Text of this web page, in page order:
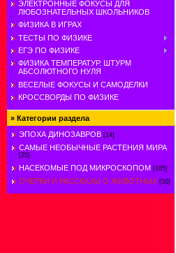
ЭЛЕКТРОННЫЕ ФОКУСЫ ДЛЯ
ЛЮБОЗНАТЕЛЬНЫХ ШКОЛЬНИКОВ
ФИЗИКА В ИГРАХ
ТЕСТЫ ПО ФИЗИКЕ
ЕГЭ ПО ФИЗИКЕ
ФИЗИКА ТЕМПЕРАТУР. ШТУРМ
АБСОЛЮТНОГО НУЛЯ
ВЕСЕЛЫЕ ФОКУСЫ И САМОДЕЛКИ
КРОССВОРДЫ ПО ФИЗИКЕ
» Категории раздела
ЭПОХА ДИНОЗАВРОВ [14]
САМЫЕ НЕОБЫЧНЫЕ РАСТЕНИЯ МИРА
[25]
НАСЕКОМЫЕ ПОД МИКРОСКОПОМ [105]
ОЧЕРКИ И РАССКАЗЫ О ЖИВОТНЫХ [30]